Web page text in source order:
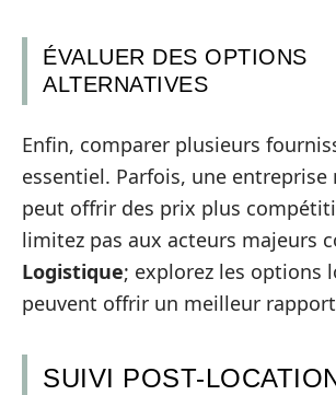
ÉVALUER DES OPTIONS
ALTERNATIVES
Enfin, comparer plusieurs
essentiel. Parfois, une
peut offrir des prix plus
limitez pas aux acteurs majeurs
Logistique; explorez les options
peuvent offrir un meilleur
SUIVI POST-